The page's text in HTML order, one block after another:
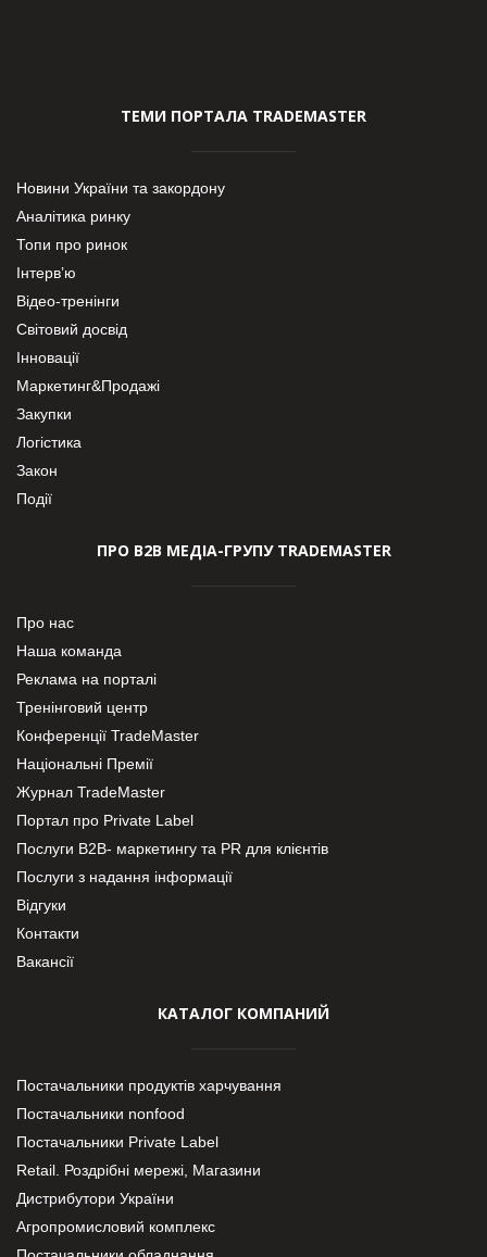
ТЕМИ ПОРТАЛА TRADEMASTER
Новини України та закордону
Аналітика ринку
Топи про ринок
Інтерв’ю
Відео-тренінги
Світовий досвід
Інновації
Маркетинг&Продажі
Закупки
Логістика
Закон
Події
ПРО В2В МЕДІА-ГРУПУ TRADEMASTER
Про нас
Наша команда
Реклама на порталі
Тренінговий центр
Конференції TradeMaster
Національні Премії
Журнал TradeMaster
Портал про Private Label
Послуги В2В- маркетингу та PR для клієнтів
Послуги з надання інформації
Відгуки
Контакти
Вакансії
КАТАЛОГ КОМПАНИЙ
Постачальники продуктів харчування
Постачальники nonfood
Постачальники Private Label
Retail. Роздрібні мережі, Магазини
Дистрибутори України
Агропромисловий комплекс